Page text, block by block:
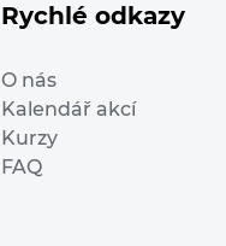
Rychlé odkazy
O nás
Kalendář akcí
Kurzy
FAQ